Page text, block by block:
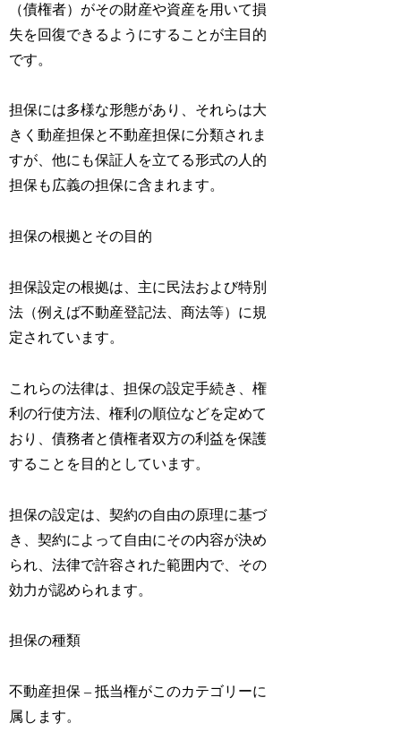
（債権者）がその財産や資産を用いて損
失を回復できるようにすることが主目的
です。
担保には多様な形態があり、それらは大
きく動産担保と不動産担保に分類されま
すが、他にも保証人を立てる形式の人的
担保も広義の担保に含まれます。
担保の根拠とその目的
担保設定の根拠は、主に民法および特別
法（例えば不動産登記法、商法等）に規
定されています。
これらの法律は、担保の設定手続き、権
利の行使方法、権利の順位などを定めて
おり、債務者と債権者双方の利益を保護
することを目的としています。
担保の設定は、契約の自由の原理に基づ
き、契約によって自由にその内容が決め
られ、法律で許容された範囲内で、その
効力が認められます。
担保の種類
不動産担保 – 抵当権がこのカテゴリーに
属します。